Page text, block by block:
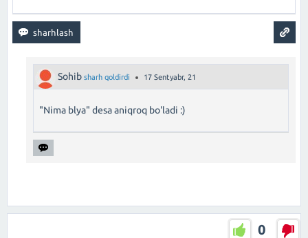
Sohib sharh qoldirdi 17 Sentyabr, 21
"Nima blya" desa aniqroq bo'ladi :)
0